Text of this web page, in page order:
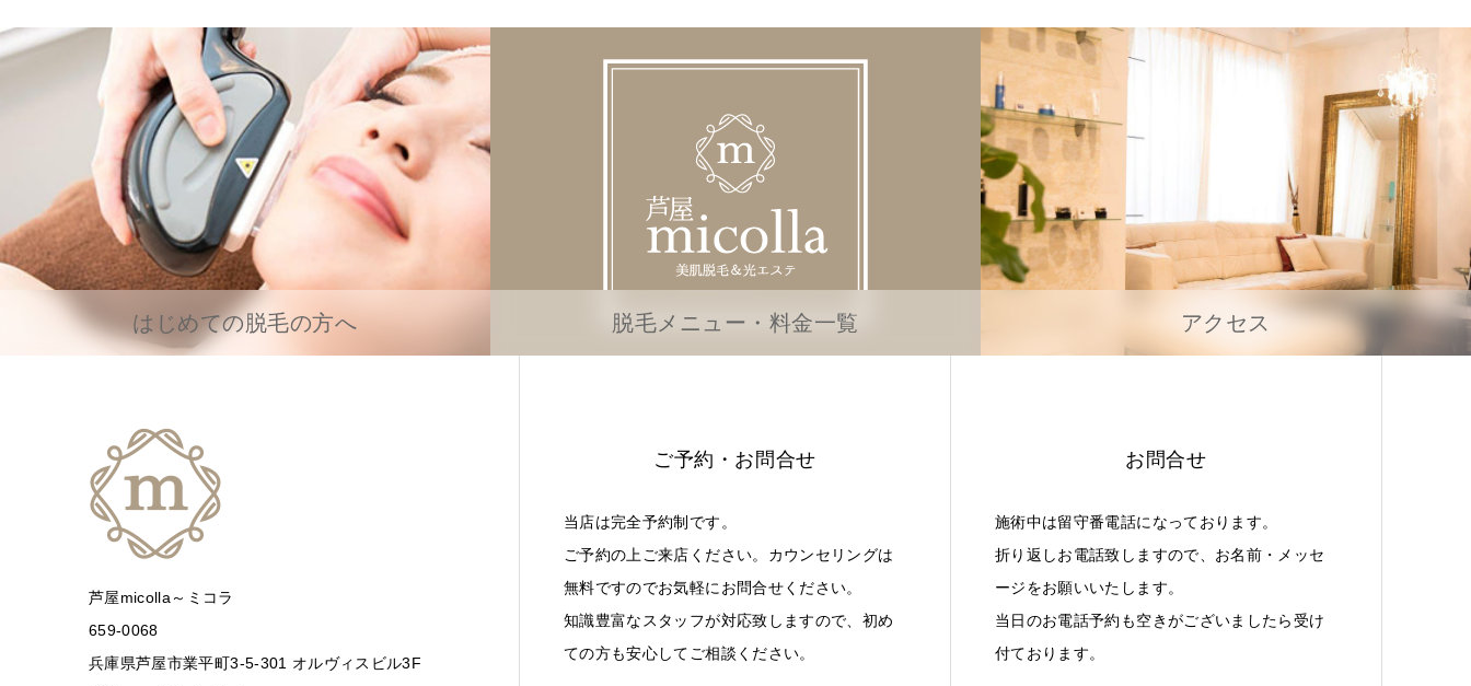
はじめての脱毛の方へ 脱毛メニュー・料金一覧 アクセス
芦屋micolla～ミコラ
659-0068
兵庫県芦屋市業平町3-5-301 オルヴィスビル3F
ご予約・お問合せ
当店は完全予約制です。
ご予約の上ご来店ください。カウンセリングは
無料ですのでお気軽にお問合せください。
知識豊富なスタッフが対応致しますので、初め
ての方も安心してご相談ください。
お問合せ
施術中は留守番電話になっております。
折り返しお電話致しますので、お名前・メッセ
ージをお願いいたします。
当日のお電話予約も空きがございましたら受け
付ております。